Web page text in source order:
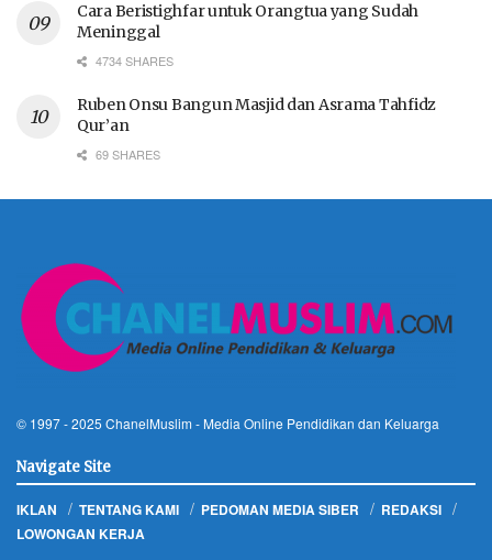
Cara Beristighfar untuk Orangtua yang Sudah
Meninggal
4734 SHARES
Ruben Onsu Bangun Masjid dan Asrama Tahfidz
Qur’an
69 SHARES
© 1997 - 2025 ChanelMuslim - Media Online Pendidikan dan Keluarga
Navigate Site
IKLAN TENTANG KAMI PEDOMAN MEDIA SIBER
REDAKSI
LOWONGAN KERJA